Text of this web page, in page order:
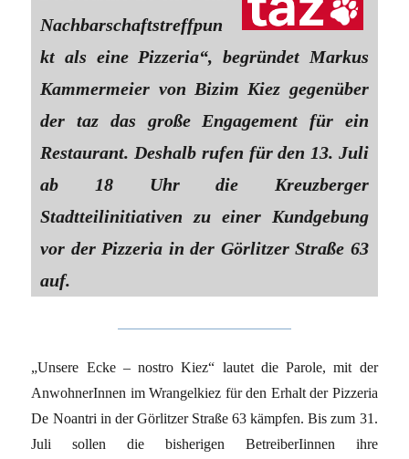
Nachbarschaftstreffpun
kt als eine Pizzeria“, begründet Markus
Kammermeier von Bizim Kiez gegenüber
der taz das große Engagement für ein
Restaurant. Deshalb rufen für den 13. Juli
ab 18 Uhr die Kreuzberger
Stadtteilinitiativen zu einer Kundgebung
vor der Pizzeria in der Görlitzer Straße 63
auf.
„Unsere Ecke – nostro Kiez“ lautet die Parole, mit der
AnwohnerInnen im Wrangelkiez für den Erhalt der Pizzeria
De Noantri in der Görlitzer Straße 63 kämpfen. Bis zum 31.
Juli sollen die bisherigen BetreiberIinnen ihre